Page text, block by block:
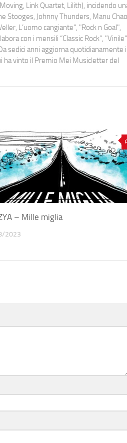
Link Quartet, Lilith), incidendo
Stooges, Johnny Thunders, Manu Chao
L’uomo cangiante", "Rock n Goal",
con i mensili “Classic Rock”, "Vinile"
sedici anni aggiorna quotidianamente il
ha vinto il Premio Mei Musicletter del
– Mille miglia
2023